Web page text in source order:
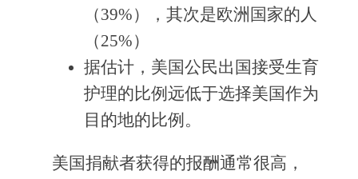
（39%），其次是欧洲国家的人
（25%）
据估计，美国公民出国接受生育
护理的比例远低于选择美国作为
目的地的比例。
美国捐献者获得的报酬通常很高，